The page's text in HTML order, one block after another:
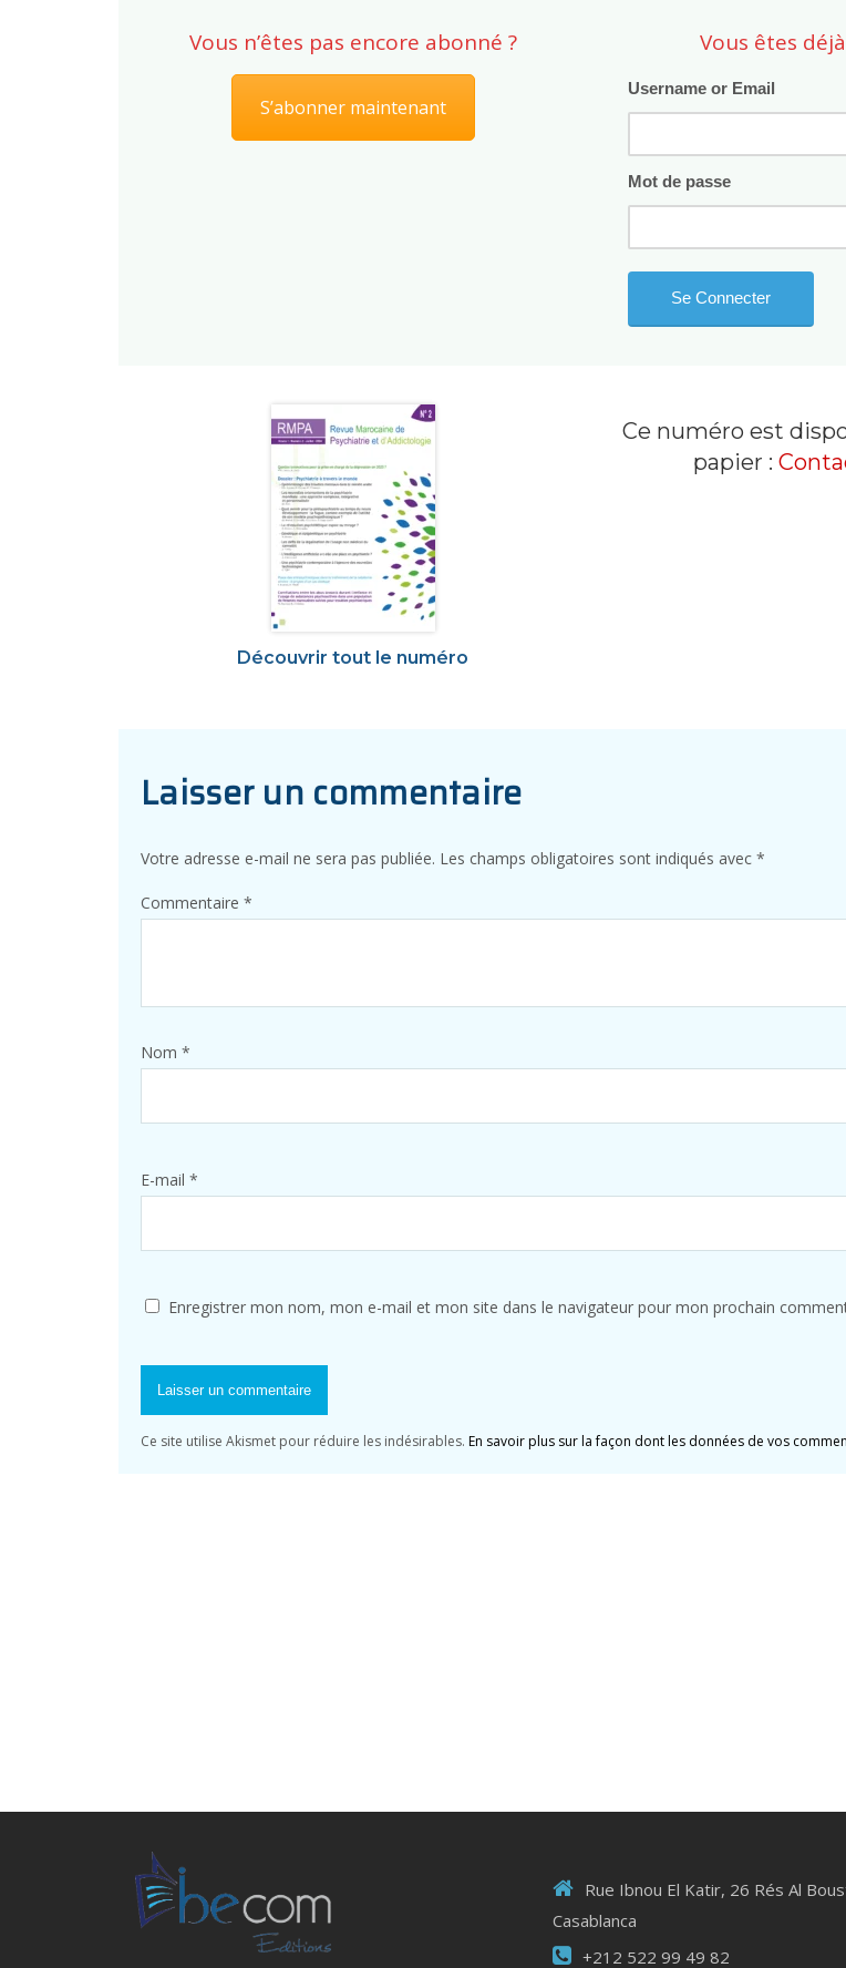
Vous n’êtes pas encore abonné ?
S’abonner maintenant
Vous êtes
Username or Email
Mot de passe
Découvrir tout le numéro
Ce numéro est
papier :
Laisser un commentaire
Votre adresse e-mail ne sera pas publiée. Les champs obligatoires sont indiqués avec *
Commentaire *
Nom *
E-mail *
Enregistrer mon nom, mon e-mail et mon site dans le navigateur pour mon prochain
Ce site utilise Akismet pour réduire les indésirables. En savoir plus sur la façon dont les données de vos
Rue Ibnou El Katir, 26 Rés Al
Casablanca
+212 522 99 49 82